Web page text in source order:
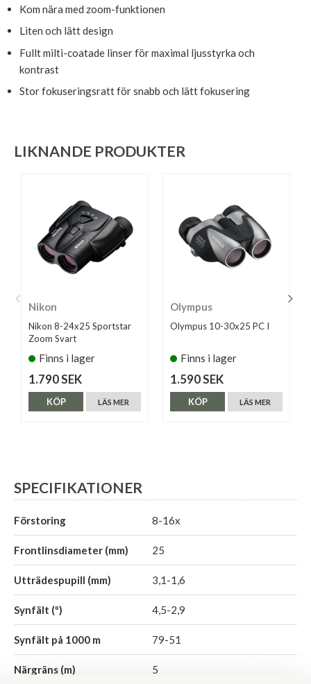
Kom nära med zoom-funktionen
Liten och lätt design
Fullt milti-coatade linser för maximal ljusstyrka och
kontrast
Stor fokuseringsratt för snabb och lätt fokusering
LIKNANDE PRODUKTER
Nikon
Nikon 8-24x25 Sportstar
Zoom Svart
Finns i lager
1.790 SEK
LÄS MER
KÖP
Olympus
Olympus 10-30x25 PC I
Finns i lager
1.590 SEK
LÄS MER
KÖP
SPECIFIKATIONER
Förstoring 8-16x
Frontlinsdiameter (mm) 25
Utträdespupill (mm) 3,1-1,6
Synfält (º) 4,5-2,9
Synfält på 1000 m 79-51
Närgräns (m) 5